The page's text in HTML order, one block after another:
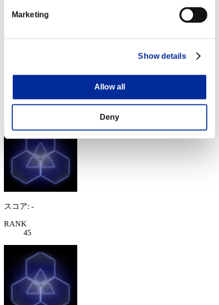
Marketing
Show details
Allow all
Deny
RANK
44
スコア: -
RANK
45